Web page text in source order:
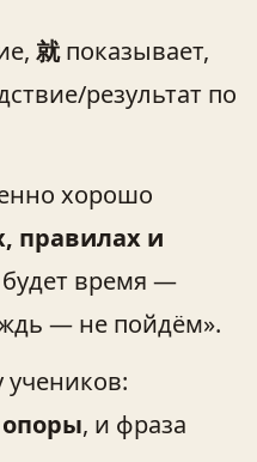
就показывает,
результат по
хорошо
правилах и
будет время —
— не пойдём».
учеников:
опоры, и фраза